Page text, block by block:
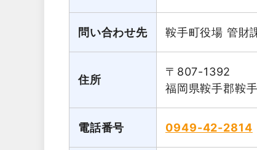
問い合わせ先 鞍手町役場 管財
住所
〒807-1392
福岡県鞍手郡鞍
電話番号 0949-42-2814